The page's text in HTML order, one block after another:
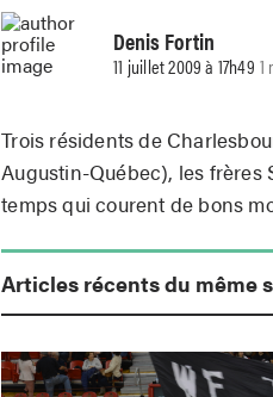
Denis Fortin
11 juillet 2009 à 17h49 1
Trois résidents de
Augustin-Québec), les frères
temps qui courent de bons
Articles récents du même